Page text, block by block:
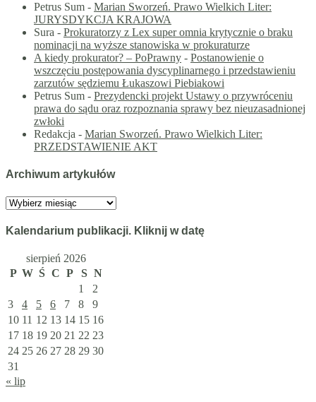
Petrus Sum - Marian Sworzeń. Prawo Wielkich Liter:
JURYSDYKCJA KRAJOWA
Sura - Prokuratorzy z Lex super omnia krytycznie o braku
nominacji na wyższe stanowiska w prokuraturze
A kiedy prokurator? – PoPrawny - Postanowienie o
wszczęciu postępowania dyscyplinarnego i przedstawieniu
zarzutów sędziemu Łukaszowi Piebiakowi
Petrus Sum - Prezydencki projekt Ustawy o przywróceniu
prawa do sądu oraz rozpoznania sprawy bez nieuzasadnionej
zwłoki
Redakcja - Marian Sworzeń. Prawo Wielkich Liter:
PRZEDSTAWIENIE AKT
Archiwum artykułów
Archiwum
Kalendarium publikacji. Kliknij w datę
sierpień 2026
P W Ś C P S N
1
2
3
4 5 6 7 8
9
10 11 12 13 14 15 16
17 18 19 20 21 22 23
24 25 26 27 28 29 30
31
« lip